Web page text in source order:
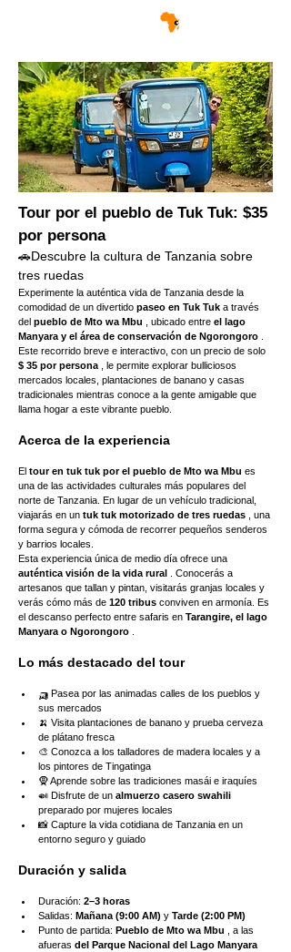
Tour por el pueblo de Tuk Tuk: $35
por persona
🚗Descubre la cultura de Tanzania sobre
tres ruedas
Experimente la auténtica vida de Tanzania desde la
comodidad de un divertido paseo en Tuk Tuk a través
del pueblo de Mto wa Mbu , ubicado entre el lago
Manyara y el área de conservación de Ngorongoro
Este recorrido breve e interactivo, con un precio de solo
$ 35 por persona , le permite explorar bulliciosos
mercados locales, plantaciones de banano y casas
tradicionales mientras conoce a la gente amigable que
llama hogar a este vibrante pueblo.
Acerca de la experiencia
El tour en tuk tuk por el pueblo de Mto wa Mbu es
una de las actividades culturales más populares del
norte de Tanzania. En lugar de un vehículo tradicional,
viajarás en un tuk tuk motorizado de tres ruedas , una
forma segura y cómoda de recorrer pequeños senderos
y barrios locales.
Esta experiencia única de medio día ofrece una
auténtica visión de la vida rural . Conocerás a
artesanos que tallan y pintan, visitarás granjas locales y
verás cómo más de 120 tribus conviven en armonía. Es
el descanso perfecto entre safaris en Tarangire, el lago
Manyara o Ngorongoro
Lo más destacado del tour
🛺 Pasea por las animadas calles de los pueblos y
sus mercados
🍌 Visita plantaciones de banano y prueba cerveza
de plátano fresca
🎨 Conozca a los talladores de madera locales y a
los pintores de Tingatinga
🧕 Aprende sobre las tradiciones masái e iraquíes
🍛 Disfrute de un almuerzo casero swahili
preparado por mujeres locales
📸 Capture la vida cotidiana de Tanzania en un
entorno seguro y guiado
Duración y salida
Duración: 2–3 horas
Salidas: Mañana (9:00 AM) y Tarde (2:00 PM)
Punto de partida: Pueblo de Mto wa Mbu , a las
afueras del Parque Nacional del Lago Manyara